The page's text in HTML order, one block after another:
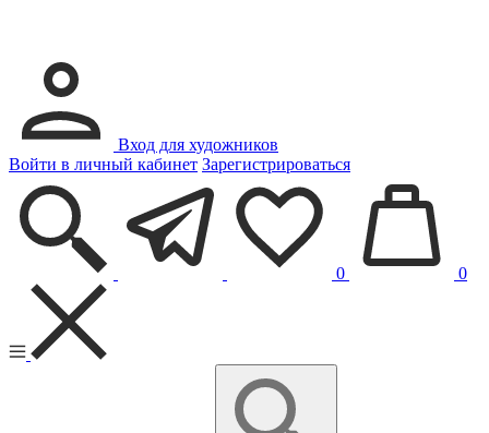
Вход для художников
Войти в личный кабинет Зарегистрироваться
0 0